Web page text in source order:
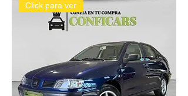
Click para ver